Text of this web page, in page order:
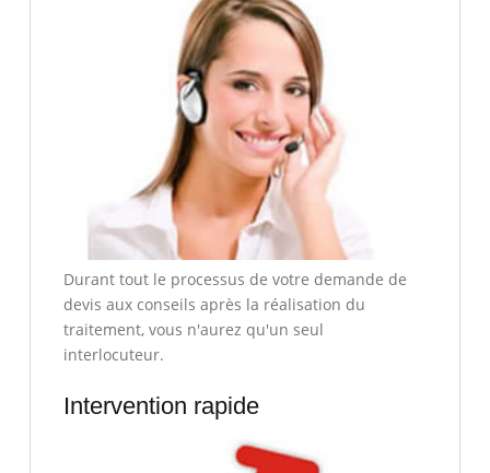
Durant tout le processus de votre demande de
devis aux conseils après la réalisation du
traitement, vous n'aurez qu'un seul
interlocuteur.
Intervention rapide